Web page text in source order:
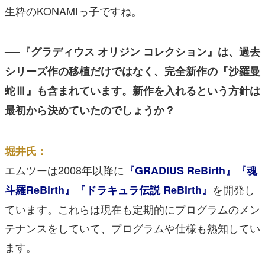
生粋のKONAMIっ子ですね。
──『グラディウス オリジン コレクション』は、過去
シリーズ作の移植だけではなく、完全新作の『沙羅曼
蛇Ⅲ』も含まれています。新作を入れるという方針は
最初から決めていたのでしょうか？
堀井氏：
エムツーは2008年以降に 『GRADIUS ReBirth』
『魂
斗羅ReBirth』
『ドラキュラ伝説 ReBirth』 を開発し
ています。これらは現在も定期的にプログラムのメン
テナンスをしていて、プログラムや仕様も熟知してい
ます。